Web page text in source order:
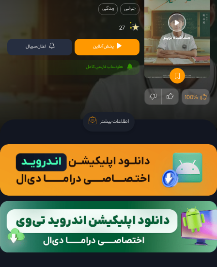
مشاهده تریلر
100%
جوانی زندگی
27
پخش آنلاین اعلان سریال
هاردساب فارسی کامل
اطلاعات بیشتر